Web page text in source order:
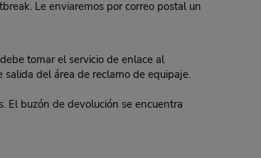
Le enviaremos por correo postal un
tomar el servicio de enlace al
del área de reclamo de equipaje.
El buzón de devolución se encuentra